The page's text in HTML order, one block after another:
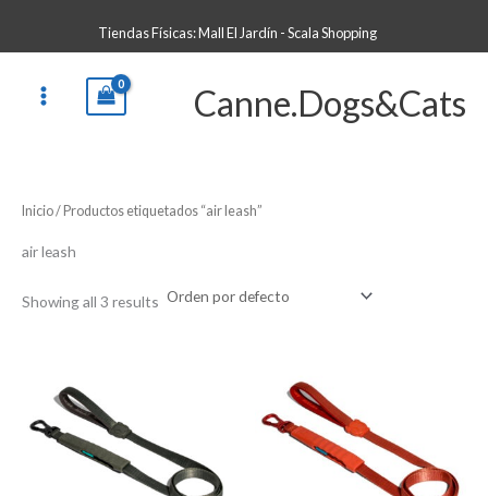
Tiendas Físicas: Mall El Jardín - Scala Shopping
Canne.Dogs&Cats
o
r
Inicio/ Productos etiquetados “air leash”
air leash
Showing all 3 results